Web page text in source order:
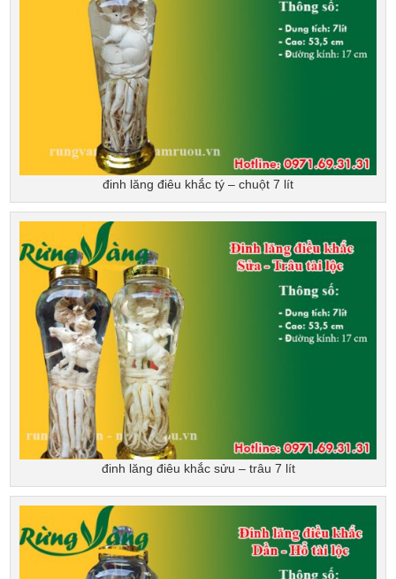
đinh lăng điêu khắc tý – chuột 7 lít
đinh lăng điêu khắc sửu – trâu 7 lít